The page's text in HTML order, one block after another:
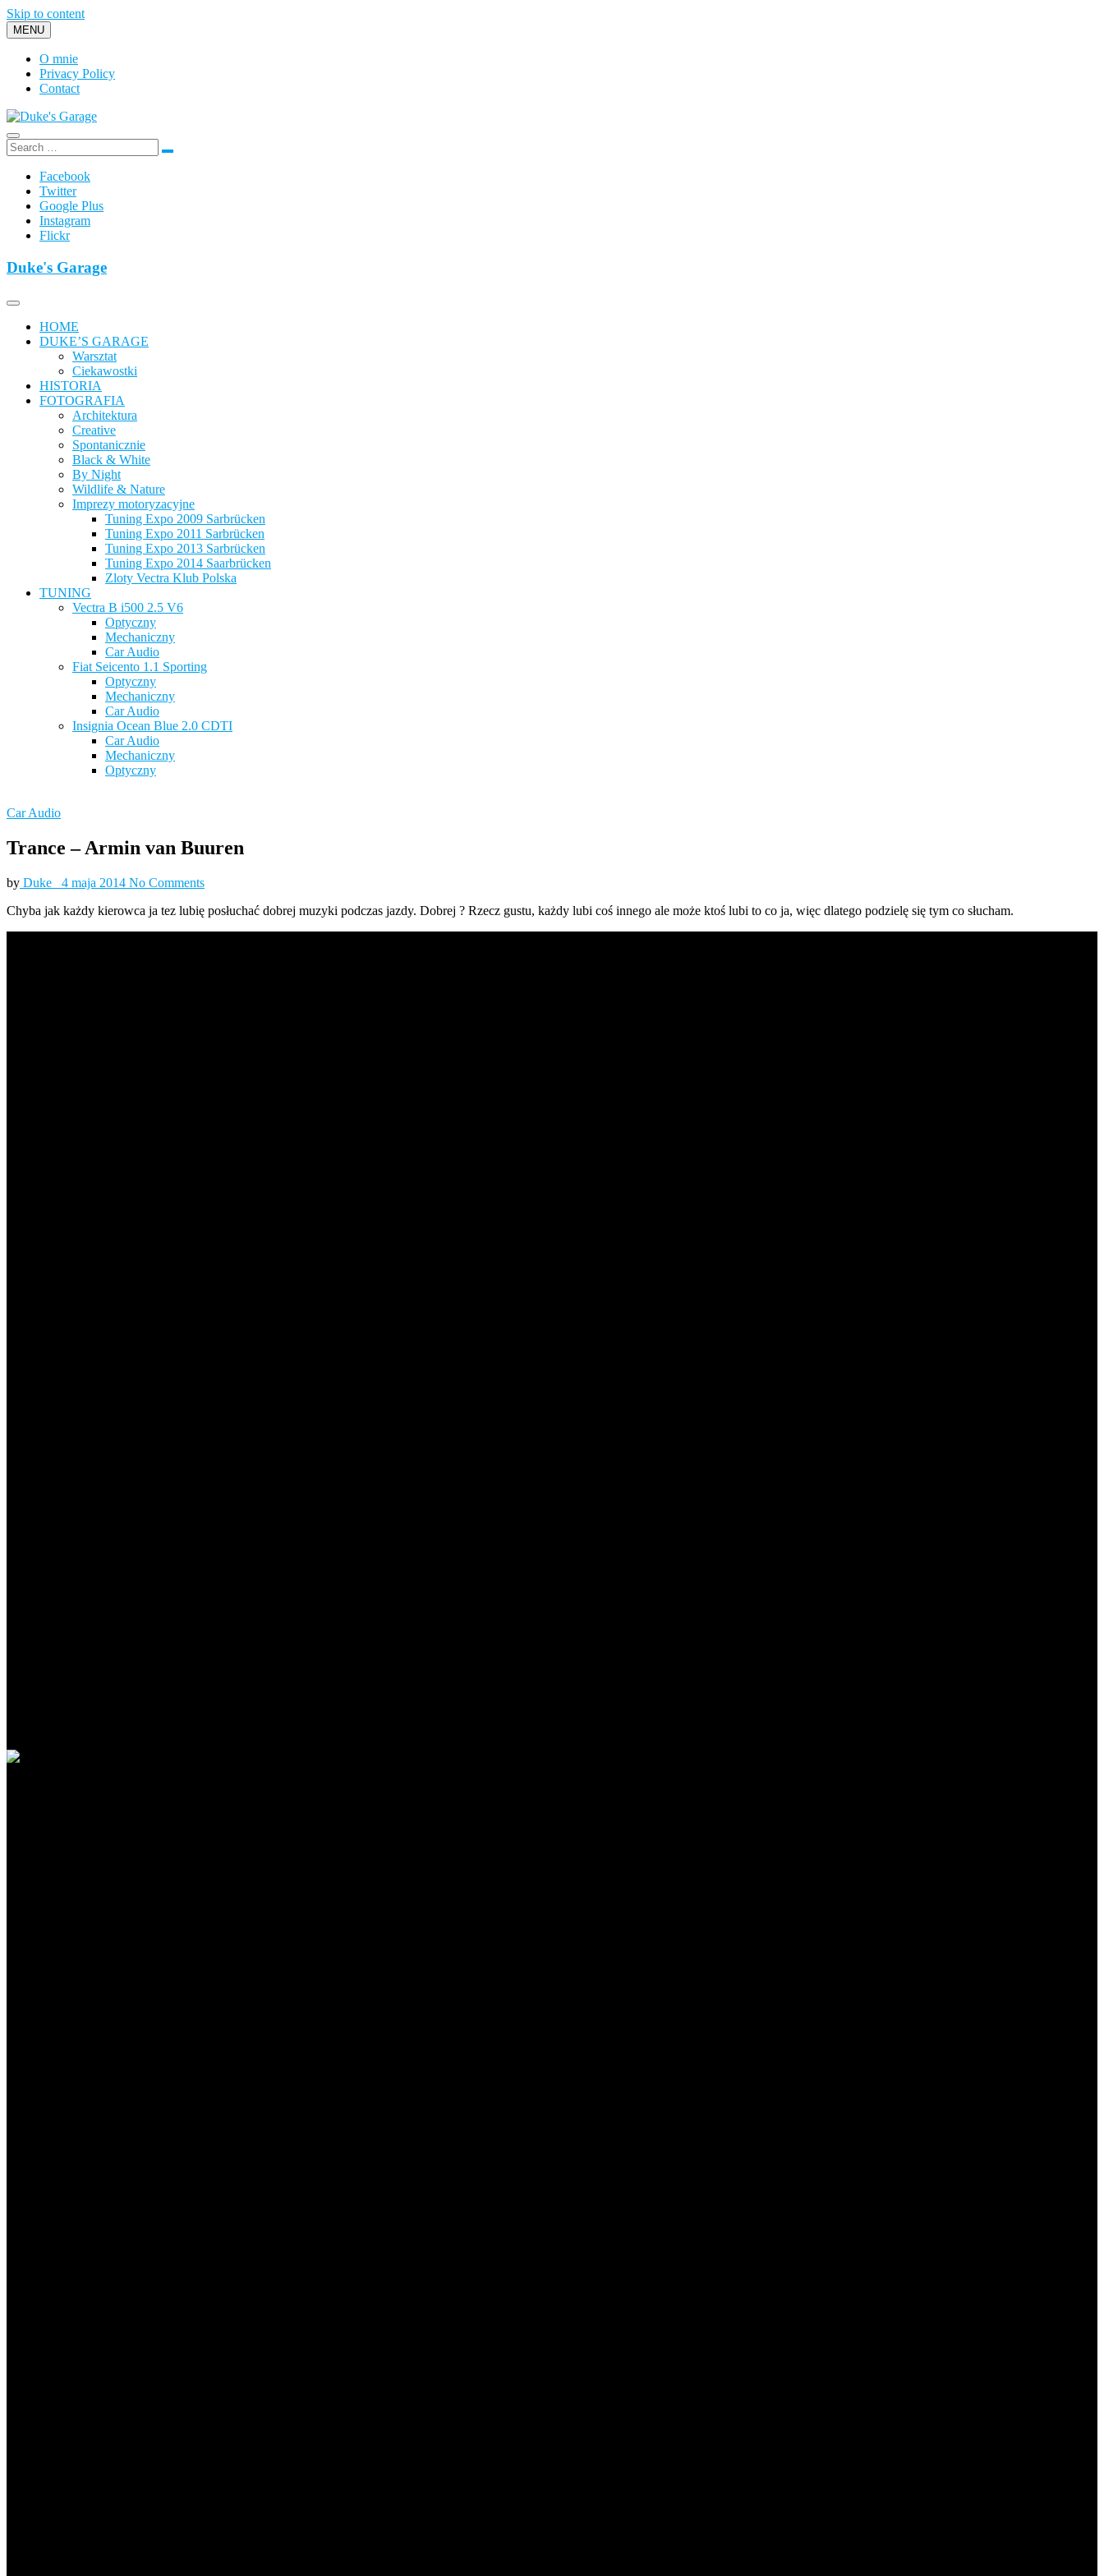
Skip to content
MENU
O mnie
Privacy Policy
Contact
Duke's Garage
Facebook
Twitter
Google Plus
Instagram
Flickr
Duke's Garage
HOME
DUKE’S GARAGE
Warsztat
Ciekawostki
HISTORIA
FOTOGRAFIA
Architektura
Creative
Spontanicznie
Black & White
By Night
Wildlife & Nature
Imprezy motoryzacyjne
Tuning Expo 2009 Sarbrücken
Tuning Expo 2011 Sarbrücken
Tuning Expo 2013 Sarbrücken
Tuning Expo 2014 Saarbrücken
Zloty Vectra Klub Polska
TUNING
Vectra B i500 2.5 V6
Optyczny
Mechaniczny
Car Audio
Fiat Seicento 1.1 Sporting
Optyczny
Mechaniczny
Car Audio
Insignia Ocean Blue 2.0 CDTI
Car Audio
Mechaniczny
Optyczny
Car Audio
Trance – Armin van Buuren
by Duke_ 4 maja 2014 No Comments
Chyba jak każdy kierowca ja tez lubię posłuchać dobrej muzyki podczas jazdy. Dobrej ? Rzecz gustu, każdy lubi coś innego ale może ktoś lubi to co ja, więc dlatego podzielę się tym co słucham.